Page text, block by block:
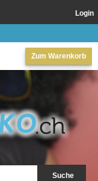
Suche
Login
Zum Warenkorb